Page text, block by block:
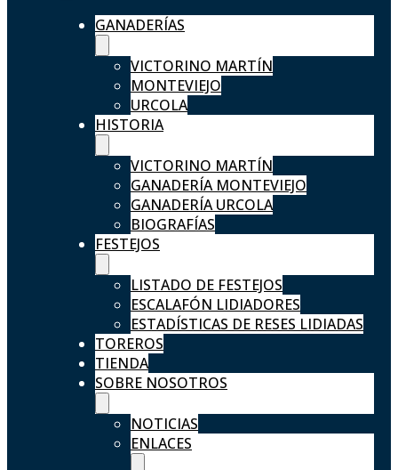
GANADERÍAS
VICTORINO MARTÍN
MONTEVIEJO
URCOLA
HISTORIA
VICTORINO MARTÍN
GANADERÍA MONTEVIEJO
GANADERÍA URCOLA
BIOGRAFÍAS
FESTEJOS
LISTADO DE FESTEJOS
ESCALAFÓN LIDIADORES
ESTADÍSTICAS DE RESES LIDIADAS
TOREROS
TIENDA
SOBRE NOSOTROS
NOTICIAS
ENLACES